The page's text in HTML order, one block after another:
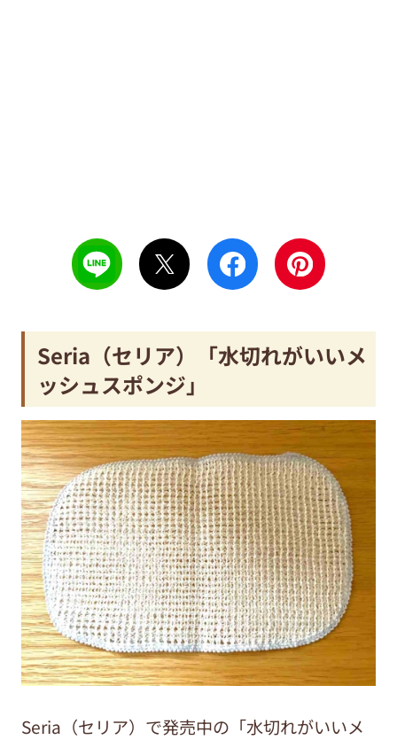
Seria（セリア）「水切れがいいメ
ッシュスポンジ」
Seria（セリア）で発売中の「水切れがいいメ